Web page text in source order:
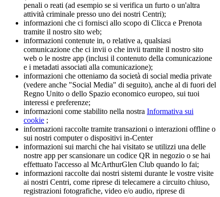
penali o reati (ad esempio se si verifica un furto o un'altra
attività criminale presso uno dei nostri Centri);
informazioni che ci fornisci allo scopo di Clicca e Prenota
tramite il nostro sito web;
informazioni contenute in, o relative a, qualsiasi
comunicazione che ci invii o che invii tramite il nostro sito
web o le nostre app (inclusi il contenuto della comunicazione
e i metadati associati alla comunicazione);
informazioni che otteniamo da società di social media private
(vedere anche "Social Media" di seguito), anche al di fuori del
Regno Unito o dello Spazio economico europeo, sui tuoi
interessi e preferenze;
informazioni come stabilito nella nostra Informativa sui
cookie ;
informazioni raccolte tramite transazioni o interazioni offline o
sui nostri computer o dispositivi in-Center
informazioni sui marchi che hai visitato se utilizzi una delle
nostre app per scansionare un codice QR in negozio o se hai
effettuato l'accesso al McArthurGlen Club quando lo fai;
informazioni raccolte dai nostri sistemi durante le vostre visite
ai nostri Centri, come riprese di telecamere a circuito chiuso,
registrazioni fotografiche, video e/o audio, riprese di